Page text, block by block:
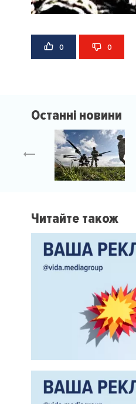
0 0
Останні новини
Читайте також